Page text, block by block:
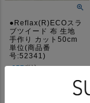
●Reflax(R)ECOスラ
ブツイード 布 生地
手作り カット50cm
単位(商品番
号:52341)
957税込